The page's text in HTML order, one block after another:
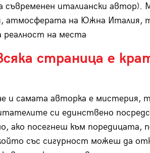
италиански автор).
атмосферата на Южна Италия,
реалност на места
страница е
и самата авторка е мистерия,
си единствено
ако посегнеш към поредицата,
със сигурност можеш да